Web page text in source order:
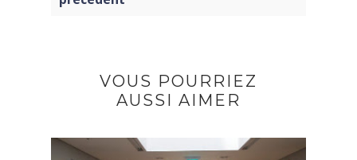
VOUS POURRIEZ
AUSSI AIMER